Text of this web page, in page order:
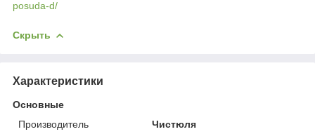
posuda-d/
Скрыть
Характеристики
Основные
Производитель
Чистюля